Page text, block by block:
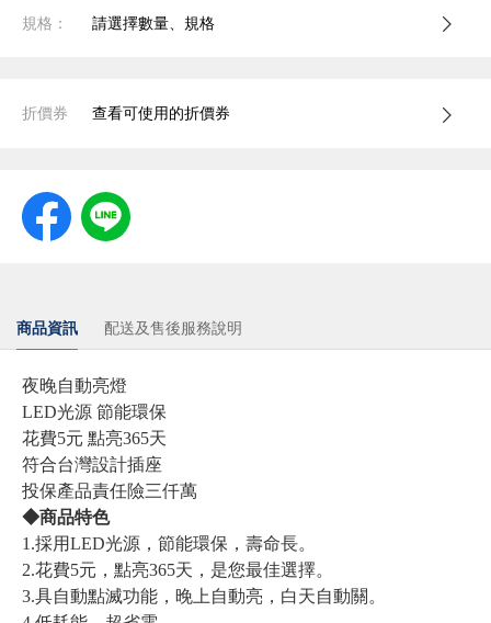
規格： 請選擇數量、規格
折價券 查看可使用的折價券
商品資訊 配送及售後服務說明
夜晚自動亮燈
LED光源 節能環保
花費5元 點亮365天
符合台灣設計插座
投保產品責任險三仟萬
◆商品特色
1.採用LED光源，節能環保，壽命長。
2.花費5元，點亮365天，是您最佳選擇。
3.具自動點滅功能，晚上自動亮，白天自動關。